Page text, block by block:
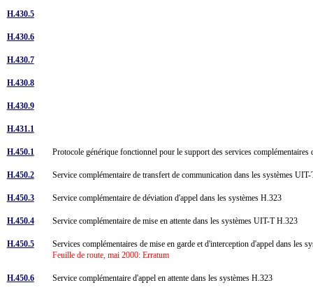
H.430.5
H.430.6
H.430.7
H.430.8
H.430.9
H.431.1
H.450.1 Protocole générique fonctionnel pour le support des services
H.450.2 Service complémentaire de transfert de communication dans les systèmes
H.450.3 Service complémentaire de déviation d'appel dans les systèmes H.323
H.450.4 Service complémentaire de mise en attente dans les systèmes UIT-T H.323
H.450.5
Services complémentaires de mise en garde et d'interception d'appel dans les
Feuille de route, mai 2000: Erratum
H.450.6 Service complémentaire d'appel en attente dans les systèmes H.323